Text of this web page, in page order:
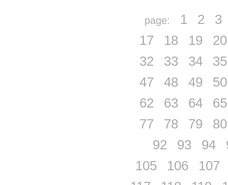
page: 1 2
3
17
18 19
20
32
33 34
35
47
48 49
50
62
63 64
65
77
78 79
80
92
93 94
105
106
107